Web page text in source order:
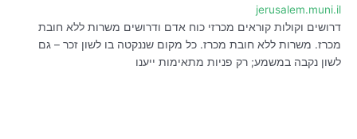
jerusalem.muni.il
דרושים וקולות קוראים מכרזי כוח אדם ודרושים משרות ללא חובת
מכרז. משרות ללא חובת מכרז. כל מקום שננקטה בו לשון זכר – גם
לשון נקבה במשמע; רק פניות מתאימות ייענו